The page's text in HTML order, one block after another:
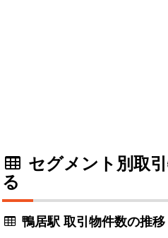
セグメント別取
る
鴨居駅 取引物件数の推